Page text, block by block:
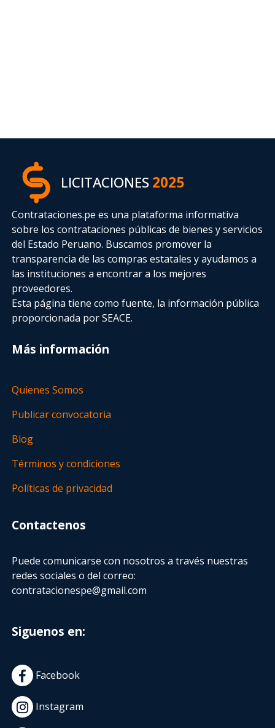
LICITACIONES2025
Contrataciones.pe es una plataforma informativa
sobre los contrataciones públicas de bienes y servicios
del Estado Peruano. Buscamos promover la
transparencia de las compras estatalesy ayudamos a
las instituciones a encontrar a los mejores
proveedores.
Esta página tiene como fuente, la información pública
proporcionada por SEACE.
Más información
Quienes Somos
Publicar convocatoria
Blog
Términos y condiciones
Políticas de privacidad
Contactenos
Puede comunicarse con nosotros a través nuestras
redes sociales o del correo:
contratacionespe@gmail.com
Siguenos en:
Facebook
Instagram